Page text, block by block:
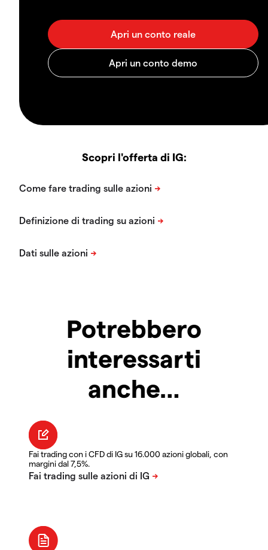
Scopri l'offerta di IG:
Potrebbero
interessarti
anche…
Fai trading con i CFD di IG su 16.000 azioni globali, con
margini dal 7,5%.